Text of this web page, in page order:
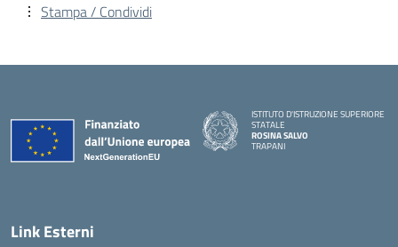
Stampa / Condividi
ISTITUTO D'ISTRUZIONE SUPERIORE
STATALE
ROSINA SALVO
TRAPANI
Link Esterni